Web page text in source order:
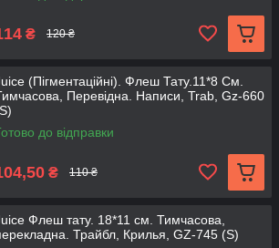
₴ 120 ₴
(Пігментаційні). Флеш Тату.11*8 См.
Перевідна. Написи, Trab, Gz-660
до відправки
₴ 110 ₴
Флеш тату. 18*11 см. Тимчасова,
Трайбл, Крилья, GZ-745 (S)